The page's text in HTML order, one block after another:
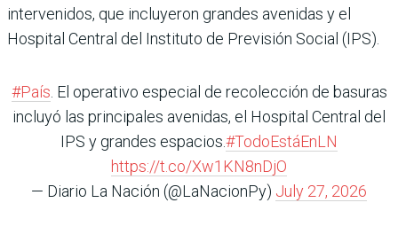
intervenidos, que incluyeron grandes avenidas y el
Hospital Central del Instituto de Previsión Social (IPS).
#País. El operativo especial de recolección de basuras
incluyó las principales avenidas, el Hospital Central del
IPS y grandes espacios.#TodoEstáEnLN
https://t.co/Xw1KN8nDjO
— Diario La Nación (@LaNacionPy) July 27, 2026